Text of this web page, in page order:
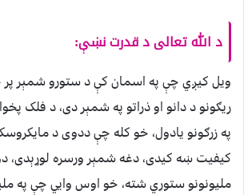
د الله تعالی د قدرت نښې:
ویل کیږي چې په اسمان کې د ستورو شمېر پر
ریګونو د دانو او ذراتو په شمېر دی، د فلک
په زرګونو یادول، خو کله چې ددوی د
کیفیت ښه کیدی، دغه شمېر ورسره لوړېدی،
ملیونونو ستوري شته، خو اوس وايي چې په